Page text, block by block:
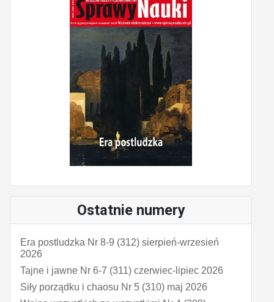
Ostatnie numery
Era postludzka Nr 8-9 (312) sierpień-wrzesień
2026
Tajne i jawne Nr 6-7 (311) czerwiec-lipiec 2026
Siły porządku i chaosu Nr 5 (310) maj 2026